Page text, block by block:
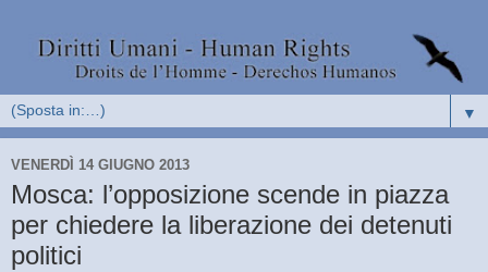
▼
VENERDÌ 14 GIUGNO 2013
Mosca: l’opposizione scende in piazza
per chiedere la liberazione dei detenuti
politici